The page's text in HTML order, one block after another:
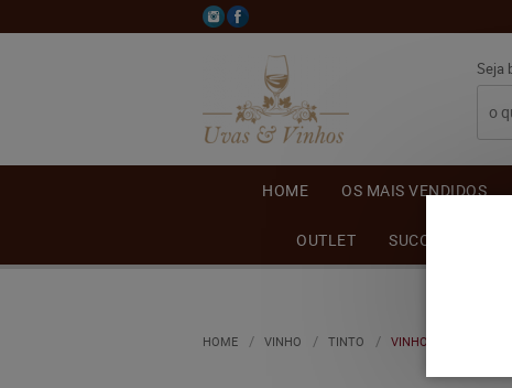
Seja
HOME OS MAIS VENDIDOS
OUTLET SUCO DE UVA
HOME VINHO TINTO VINHO ADEGA